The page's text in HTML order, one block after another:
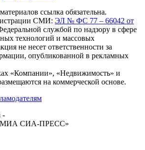
ссылка обязательна.
СМИ: ЭЛ № ФС 77 – 66042 от
службой по надзору в сфере
технологий и массовых
не несет ответственности за
опубликованной в рекламных
«Компании», «Недвижимость» и
на коммерческой основе.
-
СИА-ПРЕСС»